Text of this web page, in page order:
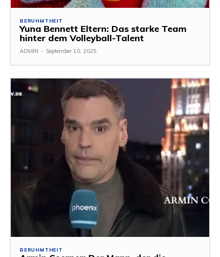
BERUHMTHEIT
Yuna Bennett Eltern: Das starke Team
hinter dem Volleyball-Talent
ADMIN - September 10, 2025
BERUHMTHEIT